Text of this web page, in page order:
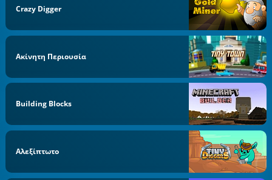
Crazy Digger
Ακίνητη Περιουσία
Building Blocks
Αλεξίπτωτο